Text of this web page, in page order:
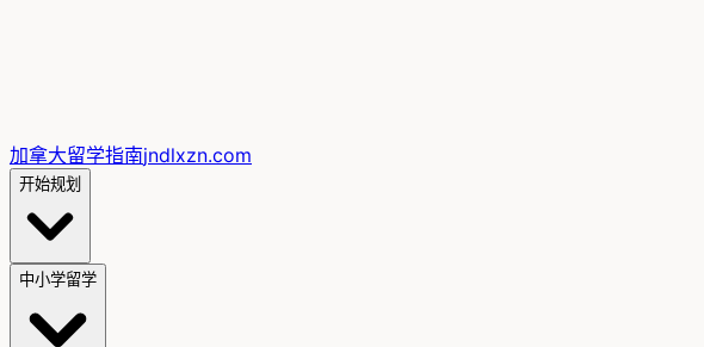
加拿大留学指南jndlxzn.com
开始规划
中小学留学